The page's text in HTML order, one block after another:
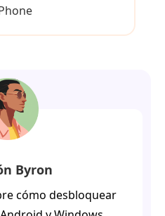
Byron
cómo desbloquear